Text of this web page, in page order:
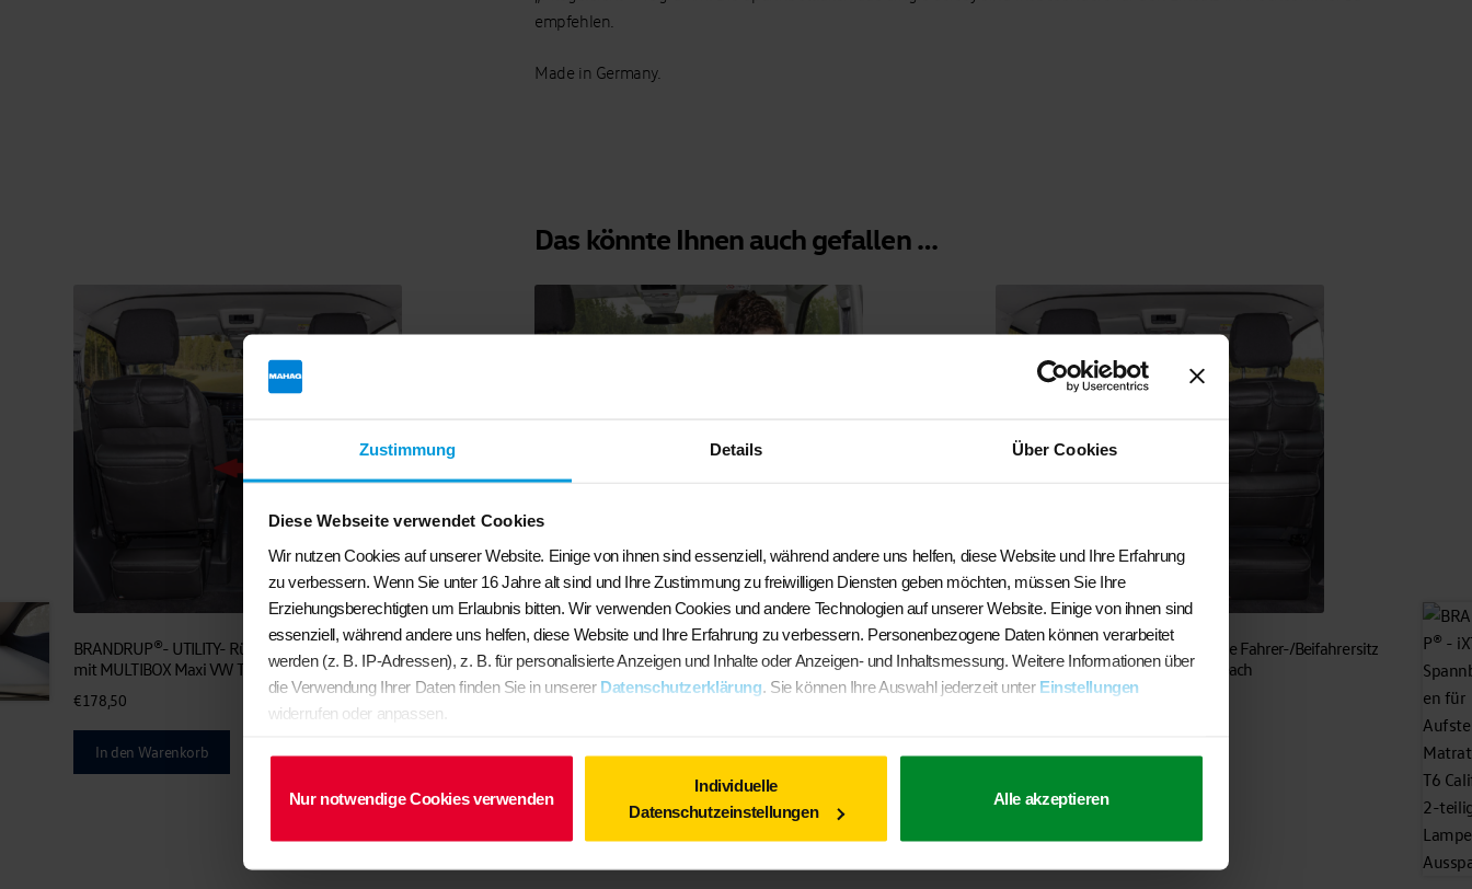
Zustimmung Details Über Cookies
Diese Webseite verwendet Cookies
Wir nutzen Cookies auf unserer Website. Einige von ihnen sind essenziell, während andere uns helfen, diese Website und Ihre Erfahrung
zu verbessern. Wenn Sie unter 16 Jahre alt sind und Ihre Zustimmung zu freiwilligen Diensten geben möchten, müssen Sie Ihre
Erziehungsberechtigten um Erlaubnis bitten. Wir verwenden Cookies und andere Technologien auf unserer Website. Einige von ihnen sind
essenziell, während andere uns helfen, diese Website und Ihre Erfahrung zu verbessern. Personenbezogene Daten können verarbeitet
werden (z. B. IP-Adressen), z. B. für personalisierte Anzeigen und Inhalte oder Anzeigen- und Inhaltsmessung. Weitere Informationen über
die Verwendung Ihrer Daten finden Sie in unserer Datenschutzerklärung. Sie können Ihre Auswahl jederzeit unter Einstellungen
widerrufen oder anpassen.
Nur notwendige Cookies verwenden
Individuelle
Datenschutzeinstellungen
Alle akzeptieren
empfehlen.
Made in Germany.
Das könnte Ihnen auch gefallen …
BRANDRUP®- UTILITY- Rückenlehne Fahrer-/Beifahrersitz
mit MULTIBOX Maxi VW T6.1 Multivan und California Beach
€178,50
In den Warenkorb
BRANDRUP® – MULTIBOX CarryBag® für VW T6.1/ T6/ T5
€ 134,51
BRANDRUP®- UTILITY- Rückenlehne Fahrer-/Beifahrersitz
VW T6.1 Multivan und California Beach
In den Warenkorb